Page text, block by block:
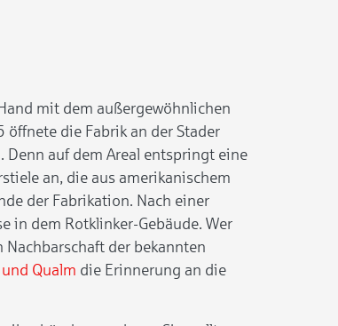
mit dem außergewöhnlichen
öffnete die Fabrik an der Stader
Denn auf dem Areal entspringt eine
an, die aus amerikanischem
der Fabrikation. Nach einer
in dem Rotklinker-Gebäude. Wer
der bekannten
Qualm die Erinnerung an die